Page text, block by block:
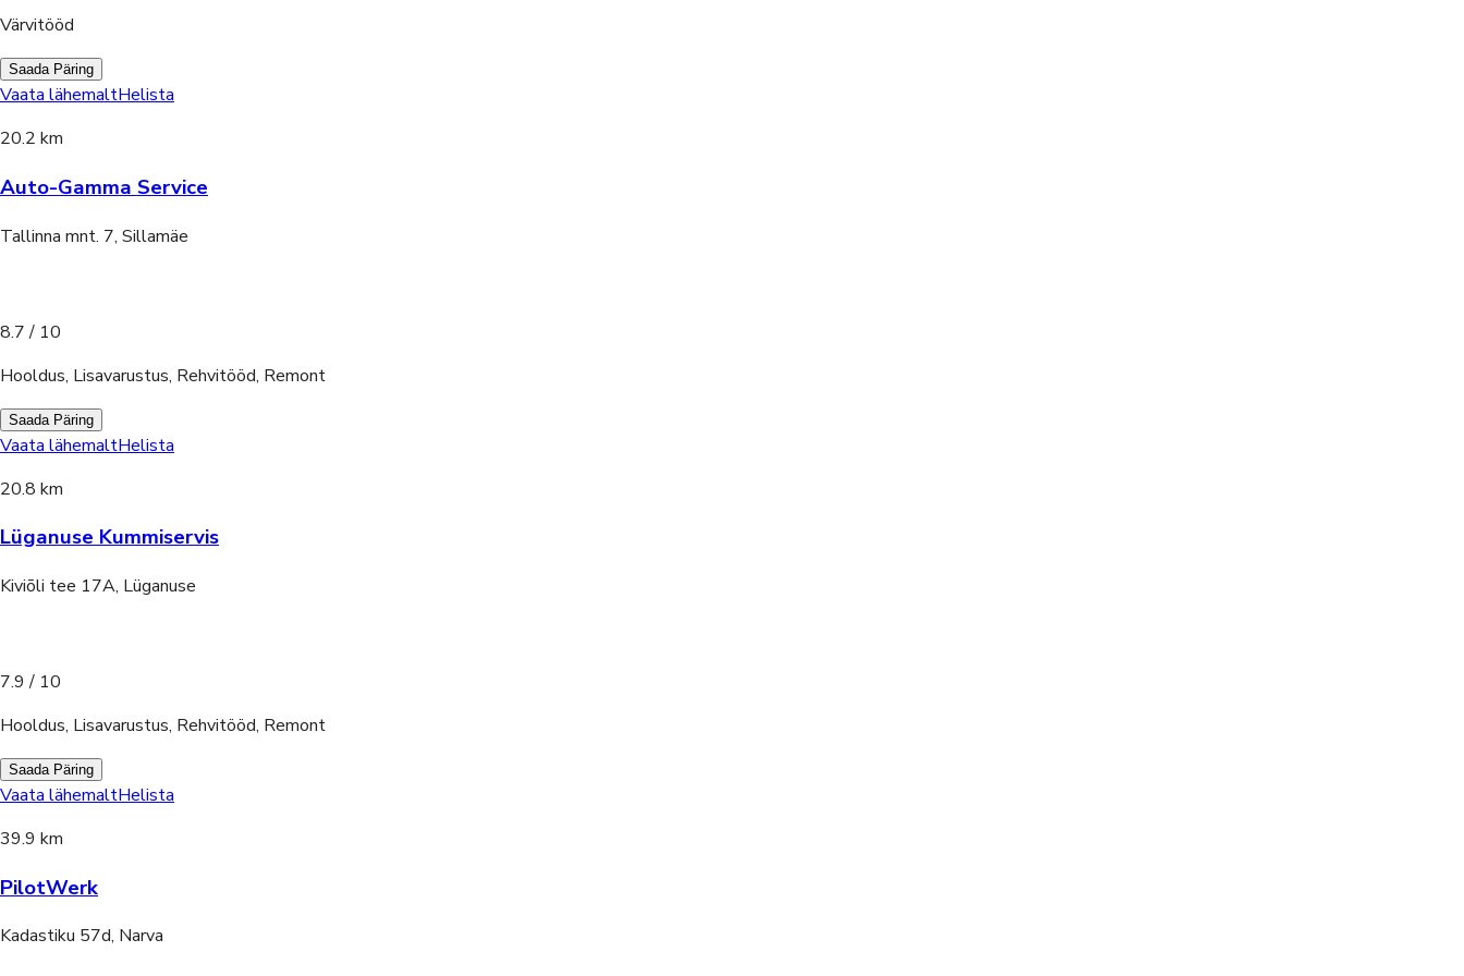
Värvitööd
Saada Päring
Vaata lähemaltHelista
20.2 km
Auto-Gamma Service
Tallinna mnt. 7, Sillamäe
8.7 / 10
Hooldus, Lisavarustus, Rehvitööd, Remont
Saada Päring
Vaata lähemaltHelista
20.8 km
Lüganuse Kummiservis
Kiviõli tee 17A, Lüganuse
7.9 / 10
Hooldus, Lisavarustus, Rehvitööd, Remont
Saada Päring
Vaata lähemaltHelista
39.9 km
PilotWerk
Kadastiku 57d, Narva